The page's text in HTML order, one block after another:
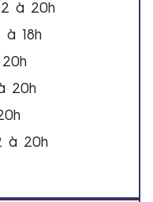
à 20h
à 18h
20h
à 20h